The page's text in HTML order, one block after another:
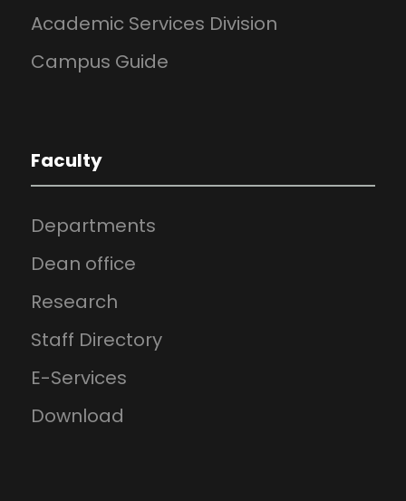
Academic Services Division
Campus Guide
Faculty
Departments
Dean office
Research
Staff Directory
E-Services
Download